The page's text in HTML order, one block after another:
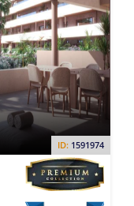
ID: 1591974